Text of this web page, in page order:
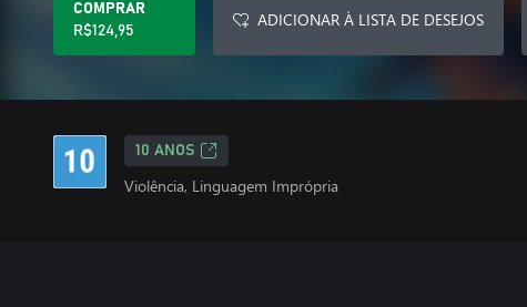
COMPRAR
R$124,95
ADICIONAR À LISTA DE DESEJOS
10 ANOS
Violência, Linguagem Imprópria